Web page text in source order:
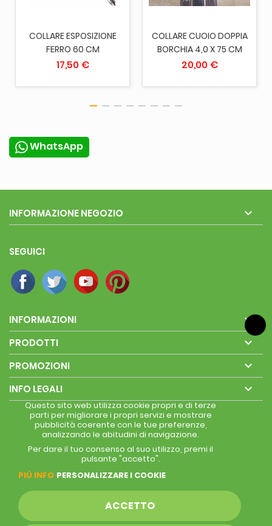
COLLARE ESPOSIZIONE
FERRO 60 CM
17,50 €
COLLARE CUOIO DOPPIA
BORCHIA 4,0 X 75 CM
20,00 €
WhatsApp
INFORMAZIONE NEGOZIO 
SEGUICI
INFORMAZIONI 
PRODOTTI 
PROMOZIONI 
INFO LEGALI 
Questo sito web utilizza cookie propri e di terze
parti per migliorare i propri servizi e mostrare
pubblicità coerente con le tue preferenze,
analizzando le abitudini di navigazione.
Per dare il tuo consenso al suo utilizzo, premi il
pulsante "accetto".
PIÚ INFO PERSONALIZZARE I COOKIE
ACCETTO